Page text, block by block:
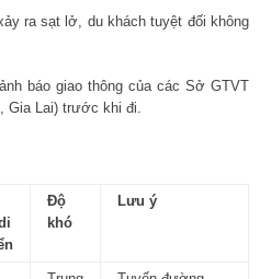
ra sạt lở, du khách tuyệt đối không
báo giao thông của các Sở GTVT
Gia Lai) trước khi đi.
Độ
khó
Lưu ý